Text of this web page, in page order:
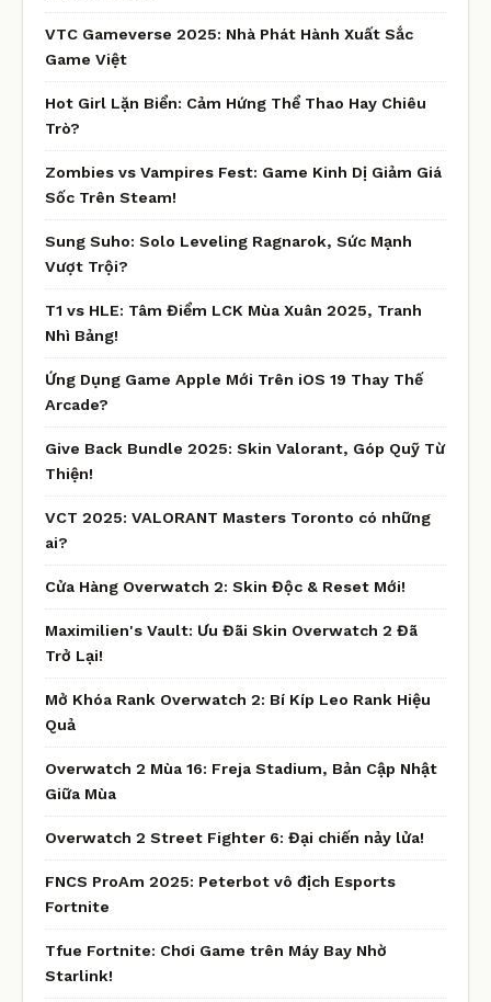
VTC Gameverse 2025: Nhà Phát Hành Xuất Sắc
Game Việt
Hot Girl Lặn Biển: Cảm Hứng Thể Thao Hay Chiêu
Trò?
Zombies vs Vampires Fest: Game Kinh Dị Giảm Giá
Sốc Trên Steam!
Sung Suho: Solo Leveling Ragnarok, Sức Mạnh
Vượt Trội?
T1 vs HLE: Tâm Điểm LCK Mùa Xuân 2025, Tranh
Nhì Bảng!
Ứng Dụng Game Apple Mới Trên iOS 19 Thay Thế
Arcade?
Give Back Bundle 2025: Skin Valorant, Góp Quỹ Từ
Thiện!
VCT 2025: VALORANT Masters Toronto có những
ai?
Cửa Hàng Overwatch 2: Skin Độc & Reset Mới!
Maximilien's Vault: Ưu Đãi Skin Overwatch 2 Đã
Trở Lại!
Mở Khóa Rank Overwatch 2: Bí Kíp Leo Rank Hiệu
Quả
Overwatch 2 Mùa 16: Freja Stadium, Bản Cập Nhật
Giữa Mùa
Overwatch 2 Street Fighter 6: Đại chiến nảy lửa!
FNCS ProAm 2025: Peterbot vô địch Esports
Fortnite
Tfue Fortnite: Chơi Game trên Máy Bay Nhờ
Starlink!